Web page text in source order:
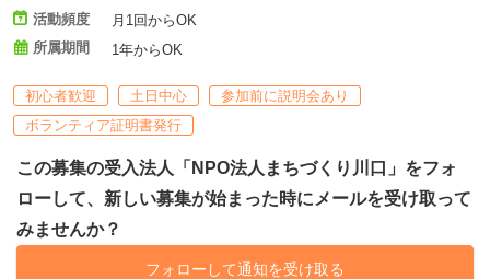
活動頻度
月1回からOK
所属期間
1年からOK
初心者歓迎 土日中心
参加前に説明会あり
ボランティア証明書発行
この募集の受入法人「NPO法人まちづくり川口」をフォ
ローして、新しい募集が始まった時にメールを受け取って
みませんか？
フォローして通知を受け取る